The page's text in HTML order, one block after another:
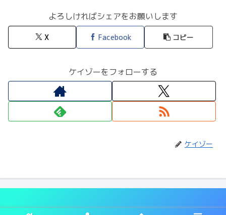
よろしければシェアをお願いします
X Facebook コピー
ケイゾーをフォローする
ケイゾー